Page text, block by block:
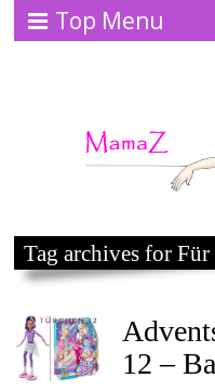
Top Menu
Tag archives for Für
12 –